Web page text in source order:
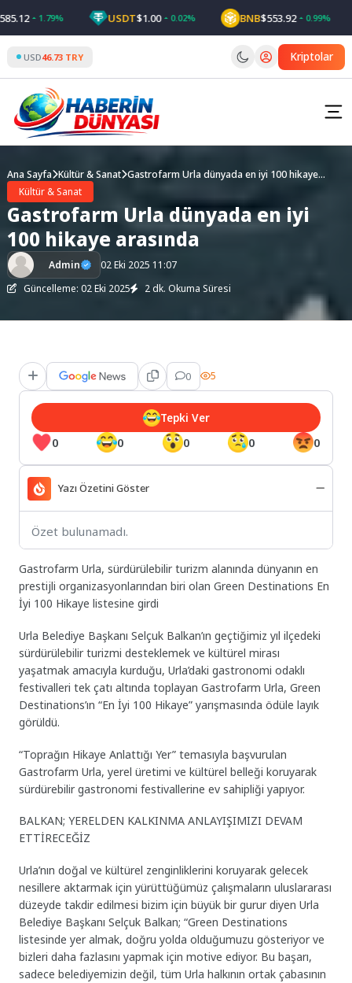
to
content
1.79% USDT$1.00 0.02% BNB$553.92 0.99%
USD46.73 TRY Kriptolar
Ana Sayfa Kültür & Sanat Gastrofarm Urla dünyada en iyi 100 hikaye
Kültür & Sanat
Gastrofarm Urla dünyada en iyi
100 hikaye arasında
Admin
02 Eki 2025 11:07
Güncelleme: 02 Eki 2025
2 dk. Okuma Süresi
0 5
0 0 0 0 0
Tepki Ver
Yazı Özetini Göster
Özet bulunamadı.
Gastrofarm Urla, sürdürülebilir turizm alanında dünyanın en
prestijli organizasyonlarından biri olan Green Destinations En
İyi 100 Hikaye listesine girdi
Urla Belediye Başkanı Selçuk Balkan’ın geçtiğimiz yıl ilçedeki
sürdürülebilir turizmi desteklemek ve kültürel mirası
yaşatmak amacıyla kurduğu, Urla’daki gastronomi odaklı
festivalleri tek çatı altında toplayan Gastrofarm Urla, Green
Destinations’ın “En İyi 100 Hikaye” yarışmasında ödüle layık
görüldü.
“Toprağın Hikaye Anlattığı Yer” temasıyla başvurulan
Gastrofarm Urla, yerel üretimi ve kültürel belleği koruyarak
sürdürebilir gastronomi festivallerine ev sahipliği yapıyor.
BALKAN; YERELDEN KALKINMA ANLAYIŞIMIZI DEVAM
ETTİRECEĞİZ
Urla’nın doğal ve kültürel zenginliklerini koruyarak gelecek
nesillere aktarmak için yürüttüğümüz çalışmaların uluslararası
düzeyde takdir edilmesi bizim için büyük bir gurur diyen Urla
Belediye Başkanı Selçuk Balkan; “Green Destinations
listesinde yer almak, doğru yolda olduğumuzu gösteriyor ve
bizleri daha fazlasını yapmak için motive ediyor. Bu başarı,
sadece belediyemizin değil, tüm Urla halkının ortak çabasının